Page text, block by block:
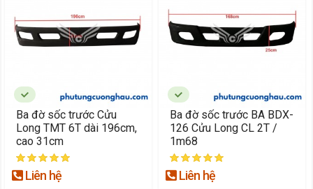
Ba đờ sốc trước Cửu
Long TMT 6T dài 196cm,
cao 31cm
Liên hệ
Ba đờ sốc trước BA BDX-
126 Cửu Long CL 2T /
1m68
Liên hệ